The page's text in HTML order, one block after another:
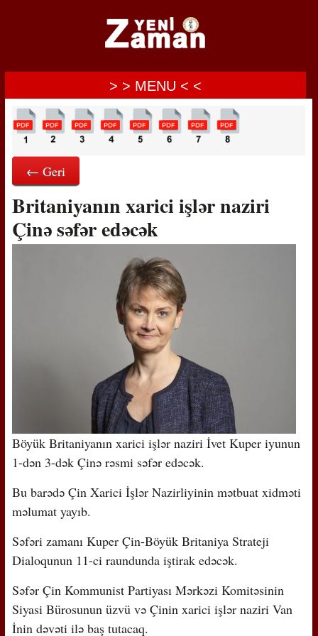
> > MENU < <
← Geri
Britaniyanın xarici işlər naziri
Çinə səfər edəcək
Böyük Britaniyanın xarici işlər naziri İvet Kuper iyunun
1-dən 3-dək Çinə rəsmi səfər edəcək.
Bu barədə Çin Xarici İşlər Nazirliyinin mətbuat xidməti
məlumat yayıb.
Səfəri zamanı Kuper Çin-Böyük Britaniya Strateji
Dialoqunun 11-ci raundunda iştirak edəcək.
Səfər Çin Kommunist Partiyası Mərkəzi Komitəsinin
Siyasi Bürosunun üzvü və Çinin xarici işlər naziri Van
İnin dəvəti ilə baş tutacaq.